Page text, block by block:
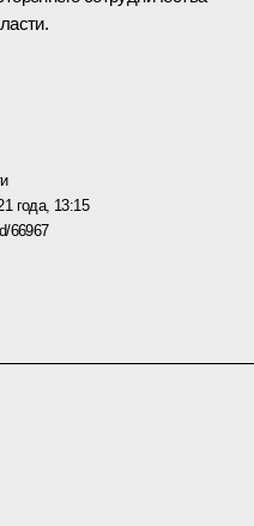
года, 13:15
66967